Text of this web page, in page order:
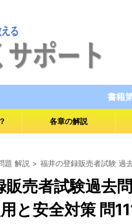
書籍
各章の解説
題 解説 > 福井の登録販売者試験 過
売者試験過去
と安全対策 問